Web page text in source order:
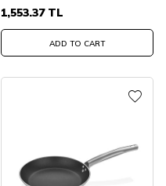
1,553.37TL
ADD TO CART